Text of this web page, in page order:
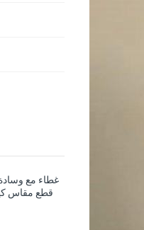
قطع مقاس